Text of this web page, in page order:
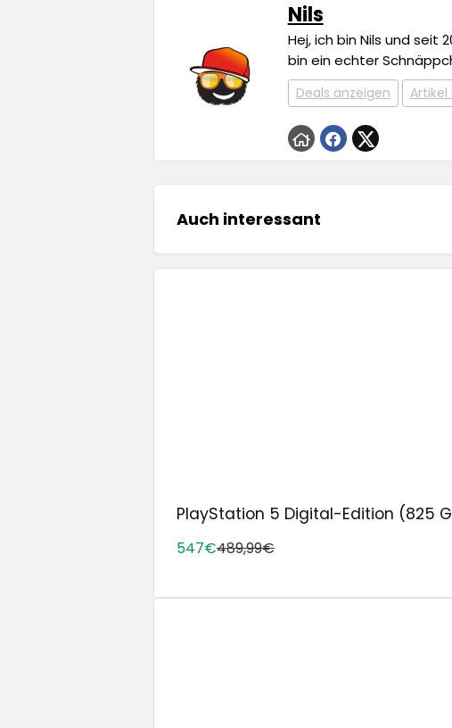
Nils
Hej, ich bin Nils und seit
bin ein echter
Deals anzeigen Artikel
Auch interessant
PlayStation 5 Digital-Edition (825
547€489,99€